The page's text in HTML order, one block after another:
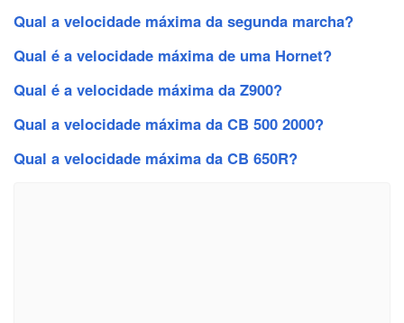
Qual a velocidade máxima da segunda marcha?
Qual é a velocidade máxima de uma Hornet?
Qual é a velocidade máxima da Z900?
Qual a velocidade máxima da CB 500 2000?
Qual a velocidade máxima da CB 650R?